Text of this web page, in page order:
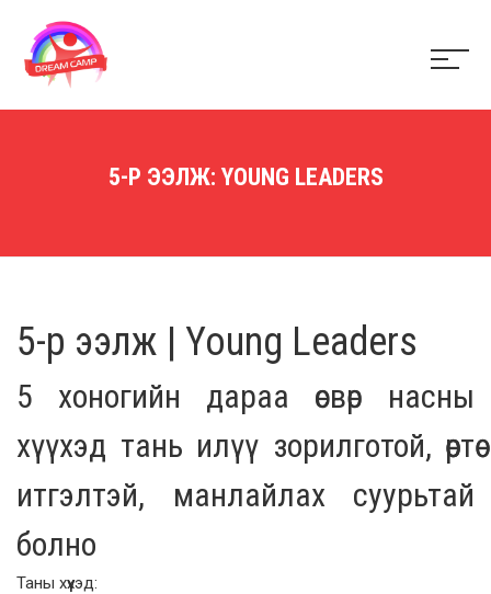
5-Р ЭЭЛЖ: YOUNG LEADERS
5-р ээлж | Young Leaders
5 хоногийн дараа өсвөр насны
хүүхэд тань илүү зорилготой, өөртөө
итгэлтэй, манлайлах суурьтай
болно
Таны хүүхэд: